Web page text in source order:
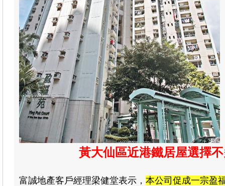
黃大仙區近港鐵居屋選擇
富誠地產客戶經理梁健堂表示 ， 本公司促成一宗盈